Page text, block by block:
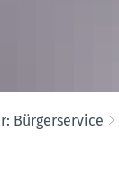
Bürgerservice